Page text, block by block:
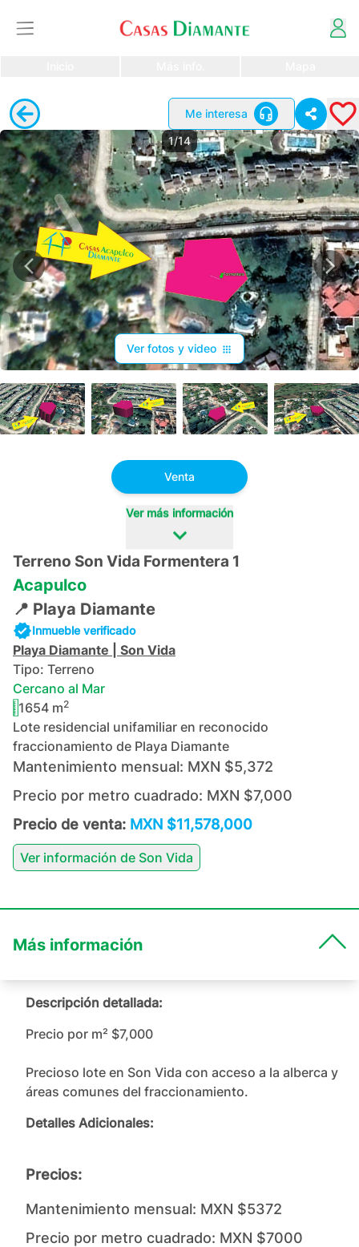
Me interesa
1/14
Ver fotos y video
Venta
Terreno Son Vida Formentera 1
Acapulco
📍 Playa Diamante
Inmueble verificado
Playa Diamante
Son Vida
Tipo: Terreno
Cercano al Mar
1654m2
Lote residencial unifamiliar en reconocido
fraccionamiento de Playa Diamante
Mantenimiento mensual: MXN $5,372
Precio por metro cuadrado: MXN $7,000
Precio de venta: MXN $11,578,000
Ver información de Son Vida
Más información
Descripción detallada:
Precio por m² $7,000
Precioso lote en Son Vida con acceso a la alberca y
áreas comunes del fraccionamiento.
Detalles Adicionales:
Precios:
Mantenimiento mensual: MXN $5372
Precio por metro cuadrado: MXN $7000